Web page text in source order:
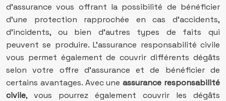
d’assurance vous offrant la possibilité de bénéficier
d’une protection rapprochée en cas d’accidents,
d’incidents, ou bien d’autres types de faits qui
peuvent se produire. L’assurance responsabilité civile
vous permet également de couvrir différents dégâts
selon votre offre d’assurance et de bénéficier de
certains avantages. Avec uneassurance responsabilité
civile, vous pourrez également couvrir les dégâts